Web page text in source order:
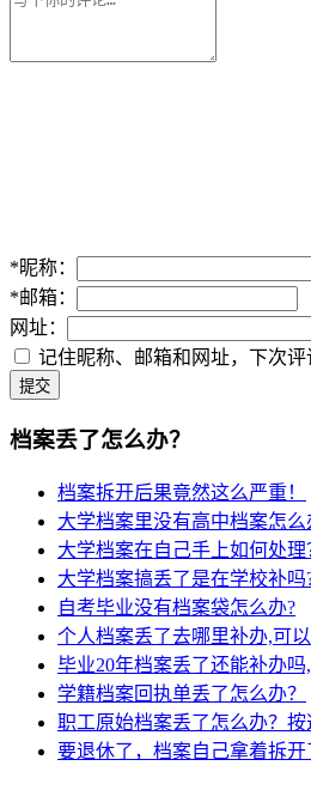
*昵称：
*邮箱：
网址：
记住昵称、邮箱和网址，下次评
提交
档案丢了怎么办？
档案拆开后果竟然这么严重！
大学档案里没有高中档案怎
大学档案在自己手上如何处理
大学档案搞丢了是在学校补吗
自考毕业没有档案袋怎么办?
个人档案丢了去哪里补办,可
毕业20年档案丢了还能补办
学籍档案回执单丢了怎么办？
职工原始档案丢了怎么办？按
要退休了，档案自己拿着拆